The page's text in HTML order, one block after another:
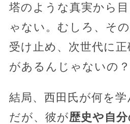
塔のような真実から
ゃない。むしろ、そ
受け止め、次世代に
があるんじゃないの？
結局、西田氏が何を
だが、彼が歴史や自